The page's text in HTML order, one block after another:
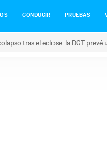
CONDUCIR PRUEBAS
tras el eclipse: la DGT